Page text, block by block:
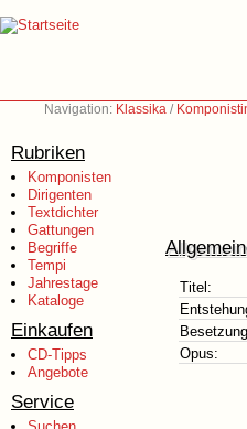
Navigation: Klassika /
Rubriken
Komponisten
Dirigenten
Textdichter
Gattungen
Begriffe
Tempi
Jahrestage
Kataloge
Einkaufen
CD-Tipps
Angebote
Service
Titel:
Opus: